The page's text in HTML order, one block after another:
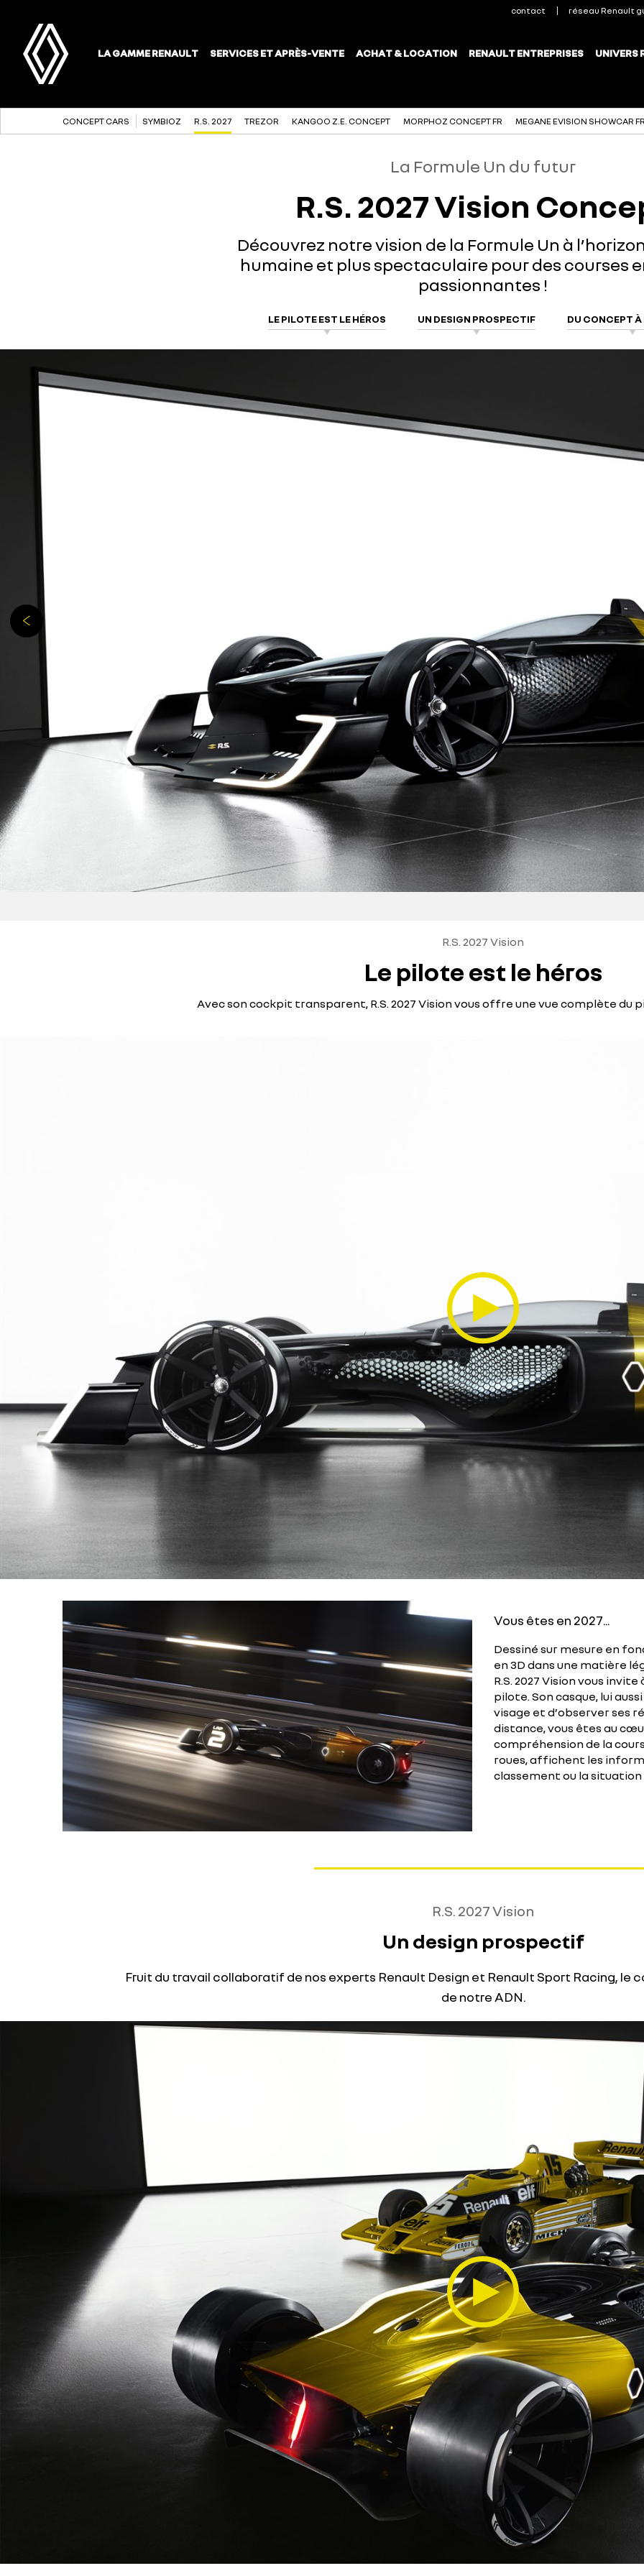
CONCEPT CARS SYMBIOZ R.S. 2027 TREZOR KANGOO Z.E. CONCEPT MORPHOZ CONCEPT FR MEGANE EVISION SHOWCAR FR
La Formule Un du futur
R.S. 2027 Vision
Découvrez notre vision de la Formule Un à
humaine et plus spectaculaire pour des courses
passionnantes !
LE PILOTE EST LE HÉROS UN DESIGN PROSPECTIF DU CONCEPT À
R.S. 2027 Vision
Le pilote est le héros
Avec son cockpit transparent, R.S. 2027 Vision vous offre une vue complète du
Vous êtes en 2027...
Dessiné sur mesure en
en 3D dans une matière
R.S. 2027 Vision vous
pilote. Son casque, lui
visage et d’observer ses
distance, vous êtes au
compréhension de la
roues, affichent les
classement ou la
R.S. 2027 Vision
Un design prospectif
Fruit du travail collaboratif de nos experts Renault Design et Renault Sport Racing, le
de notre ADN.